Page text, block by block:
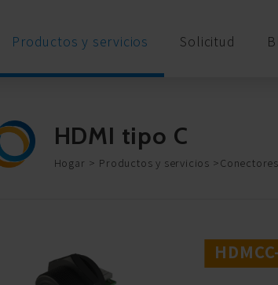
Productos y servicios Solicitud
HDMI tipo C
Hogar Productos y servicios